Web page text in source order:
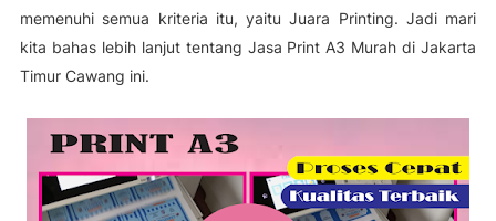
memenuhi semua kriteria itu, yaitu Juara Printing. Jadi mari
kita bahas lebih lanjut tentang Jasa Print A3 Murah di Jakarta
Timur Cawang ini.